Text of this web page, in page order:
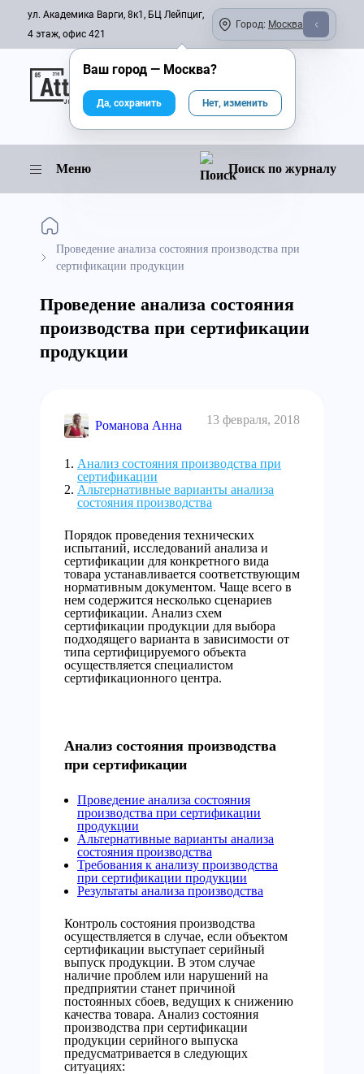
ул. Академика Варги, 8к1, БЦ Лейпциг,
4 этаж, офис 421
Город: Москва
Онлайн-журнал
Меню Поиск по журналу
Проведение анализа состояния производства при
сертификации продукции
Проведение анализа состояния
производства при сертификации
продукции
Романова Анна 13 февраля, 2018
Анализ состояния производства при
сертификации
Альтернативные варианты анализа
состояния производства
Порядок проведения технических
испытаний, исследований анализа и
сертификации для конкретного вида
товара устанавливается соответствующим
нормативным документом. Чаще всего в
нем содержится несколько сценариев
сертификации. Анализ схем
сертификации продукции для выбора
подходящего варианта в зависимости от
типа сертифицируемого объекта
осуществляется специалистом
сертификационного центра.
Анализ состояния производства
при сертификации
Проведение анализа состояния
производства при сертификации
продукции
Альтернативные варианты анализа
состояния производства
Требования к анализу производства
при сертификации продукции
Результаты анализа производства
Контроль состояния производства
осуществляется в случае, если объектом
сертификации выступает серийный
выпуск продукции. В этом случае
наличие проблем или нарушений на
предприятии станет причиной
постоянных сбоев, ведущих к снижению
качества товара. Анализ состояния
производства при сертификации
продукции серийного выпуска
предусматривается в следующих
ситуациях:
Ваш город — Москва?
Да, сохранить Нет, изменить